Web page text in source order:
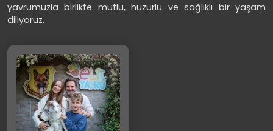
yavrumuzla birlikte mutlu, huzurlu ve sağlıklı bir yaşam
diliyoruz.